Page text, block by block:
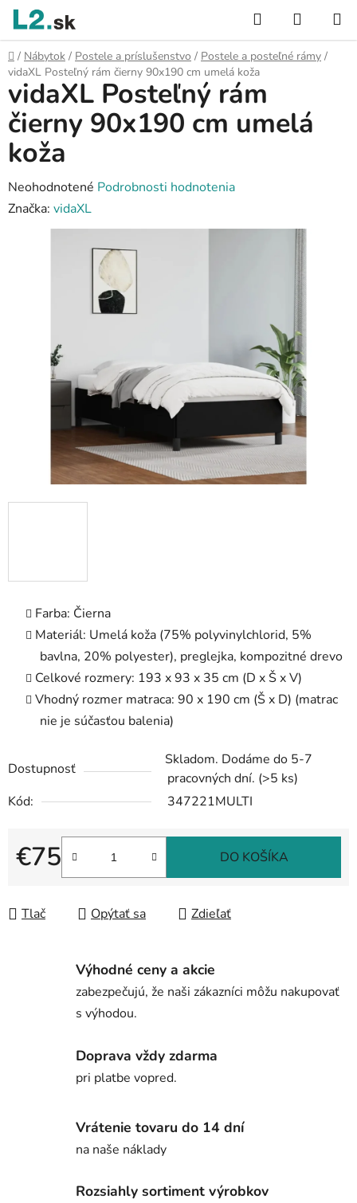
Prejsť
obsah
Hľadať
KOŠÍK
Domov
/ Nábytok / Postele a príslušenstvo / Postele a posteľné rámy /
vidaXL Posteľný rám čierny 90x190 cm umelá koža
Farba: Čierna
Materiál: Umelá koža (75% polyvinylchlorid, 5%
bavlna, 20% polyester), preglejka, kompozitné drevo
Celkové rozmery: 193 x 93 x 35 cm (D x Š x V)
Vhodný rozmer matraca: 90 x 190 cm (Š x D) (matrac
nie je súčasťou balenia)
Dostupnosť
Skladom. Dodáme do 5-7
pracovných dní. (>5 ks)
Kód:
347221MULTI
€75
Jednotková cena:
DO KOŠÍKA
Tlač Opýtať sa Zdieľať
vidaXL Posteľný rám
čierny 90x190 cm umelá
koža
Priemerné
hodnotenie
produktu
Neohodnotené Podrobnosti hodnotenia
Značka: vidaXL
Výhodné ceny a akcie
zabezpečujú, že naši zákazníci môžu nakupovať
s výhodou.
Doprava vždy zdarma
pri platbe vopred.
Vrátenie tovaru do 14 dní
na naše náklady
Rozsiahly sortiment výrobkov